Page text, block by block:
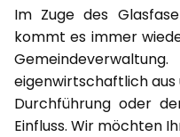
Im Zuge des
kommt es immer
eigenwirtschaftlich aus
Durchführung oder
Einfluss. Wir möchten